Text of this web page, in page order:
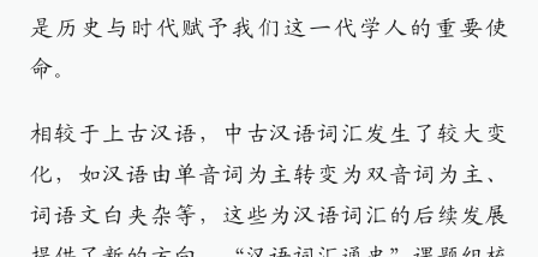
是历史与时代赋予我们这一代学人的重要使
命。
相较于上古汉语，中古汉语词汇发生了较大变
化，如汉语由单音词为主转变为双音词为主、
词语文白夹杂等，这些为汉语词汇的后续发展